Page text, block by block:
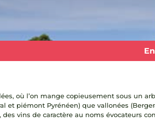
où l’on mange copieusement sous un
piémont Pyrénéen) que vallonées
vins de caractère au noms évocateurs